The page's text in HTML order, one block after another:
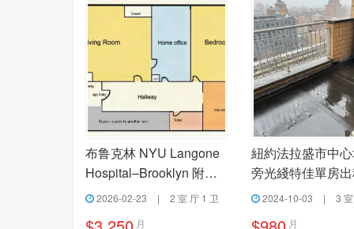
布鲁克林 NYU Langone
Hospital–Brooklyn 附近
两室一厅出租
2026-02-23 | 2 室 厅 1 卫
月
紐約法拉盛市中
旁光綫特佳單房
2024-10-03 | 3
月